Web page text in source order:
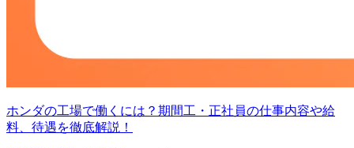
ホンダの工場で働くには？期間工・正社員の仕事内容や給
料、待遇を徹底解説！